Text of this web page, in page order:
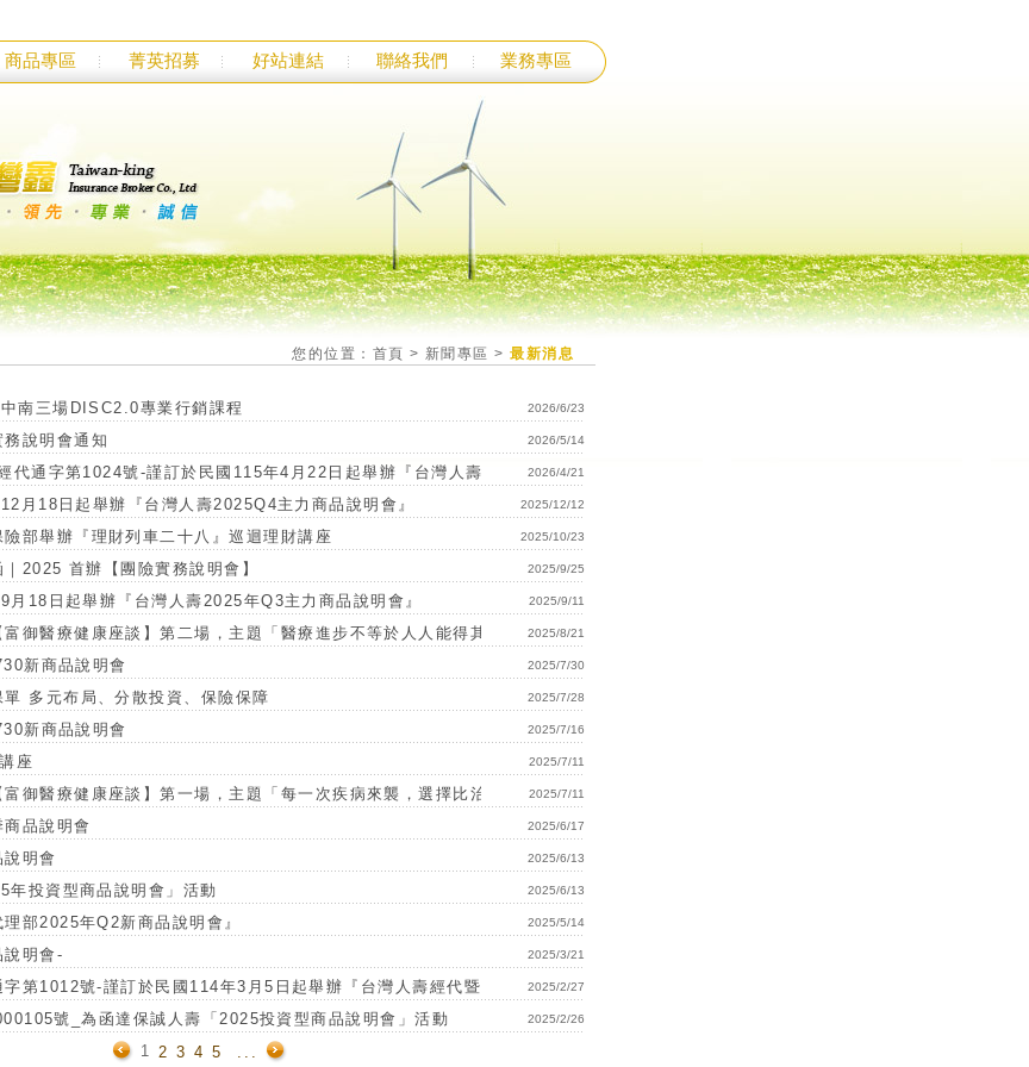
商品專區 菁英招募 好站連結 聯絡我們 業務專區
您的位置： 首頁 > 新聞專區 >最新消息
中南三場DISC2.0專業行銷課程 2026/6/23
務說明會通知 2026/5/14
代通字第1024號-謹訂於民國115年4月22日起舉辦『台灣人壽2026年Q2主力商品說明會』
2026/4/21
月18日起舉辦『台灣人壽2025Q4主力商品說明會』 2025/12/12
險部舉辦『理財列車二十八』巡迴理財講座 2025/10/23
｜2025 首辦【團險實務說明會】 2025/9/25
月18日起舉辦『台灣人壽2025年Q3主力商品說明會』 2025/9/11
富御醫療健康座談】第二場，主題「醫療進步不等於人人能得其利」 2025/8/21
新商品說明會 2025/7/30
單 多元布局、分散投資、保險保障 2025/7/28
新商品說明會 2025/7/16
座 2025/7/11
富御醫療健康座談】第一場，主題「每一次疾病來襲，選擇比治療更重要」
2025/7/11
商品說明會 2025/6/17
說明會 2025/6/13
年投資型商品說明會」活動 2025/6/13
理部2025年Q2新商品說明會』 2025/5/14
說明會- 2025/3/21
字第1012號-謹訂於民國114年3月5日起舉辦『台灣人壽經代暨銷售支援部2025年Q1新商品說明會』
2025/2/27
號_為函達保誠人壽「2025投資型商品說明會」活動 2025/2/26
1 2 3 4 5 ...